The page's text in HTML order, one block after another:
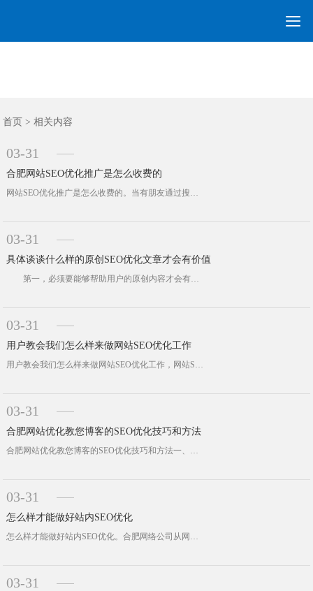

首页 >相关内容
03-31
合肥网站SEO优化推广是怎么收费的
网站SEO优化推广是怎么收费的。当有朋友通过搜索关键词：合肥网络公司，然后找到我们的时候，最经常问的一句话就是：你们做网站多少···
03-31
具体谈谈什么样的原创SEO优化文章才会有价值
第一，必须要能够帮助用户的原创内容才会有价值。现在很多网站上所谓的原创内容仅仅是通过很多伪原创软件进行关键词替换，次序打乱···
03-31
用户教会我们怎么样来做网站SEO优化工作
用户教会我们怎么样来做网站SEO优化工作，网站SEO优化技术来源于用户。灵感来源于生活，实践是生活是重要基础。最早前我们做SE···
03-31
合肥网站优化教您博客的SEO优化技巧和方法
合肥网站优化教您博客的SEO优化技巧和方法一、网站的标题尽量不要堆积很多的关键词，这样搜索引擎会认为你在过度优化，还有就是标题···
03-31
怎么样才能做好站内SEO优化
怎么样才能做好站内SEO优化。合肥网络公司从网站内部结构、网站权重与权重控制、内部权重分配、网站多个地图、网站的标签等各个方面···
03-31